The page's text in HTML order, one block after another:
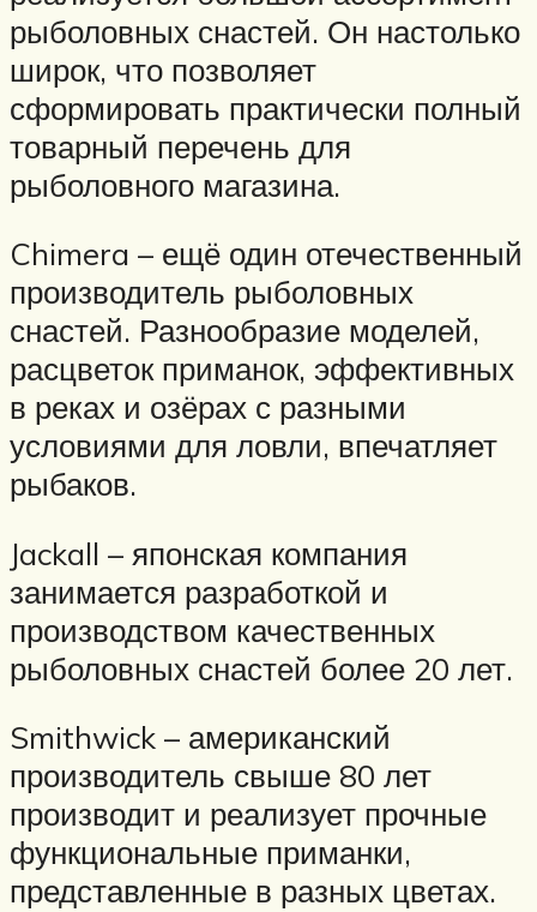
рыболовных снастей. Он настолько
широк, что позволяет
сформировать практически полный
товарный перечень для
рыболовного магазина.
Chimera – ещё один отечественный
производитель рыболовных
снастей. Разнообразие моделей,
расцветок приманок, эффективных
в реках и озёрах с разными
условиями для ловли, впечатляет
рыбаков.
Jackall – японская компания
занимается разработкой и
производством качественных
рыболовных снастей более 20 лет.
Smithwick – американский
производитель свыше 80 лет
производит и реализует прочные
функциональные приманки,
представленные в разных цветах.